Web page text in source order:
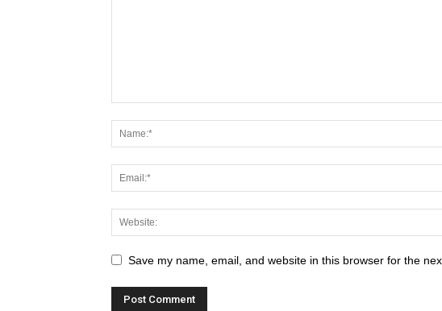
Save my name, email, and website in this browser for the